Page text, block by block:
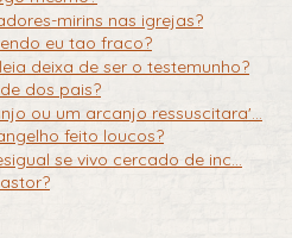
mirins nas igrejas?
eu tao fraco?
deixa de ser o testemunho?
dos pais?
ou um arcanjo ressuscitara'...
feito loucos?
se vivo cercado de inc...